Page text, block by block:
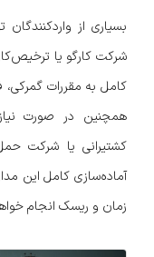
بسیاری از
شرکت کارگو یا
کامل به مقررات گمرکی،
همچنین در صورت
کشتیرانی یا شرکت
آماده‌سازی کامل این
زمان و ریسک انجام